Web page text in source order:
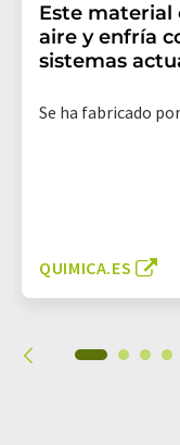
Este material
aire y enfría
sistemas
Se ha fabricado
QUIMICA.ES